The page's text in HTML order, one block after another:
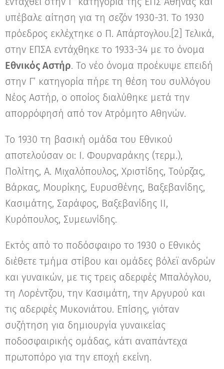
υπέβαλε αίτηση για τη σεζόν 1930-31. Το 1930
πρόεδρος εκλέχτηκε ο Π. Απάρτογλου.[2] Τελικά,
στην ΕΠΣΑ εντάχθηκε το 1933-34 με το όνομα
Εθνικός Αστήρ. Το νέο όνομα προέκυψε επειδή
στην Γ΄ κατηγορία πήρε τη θέση του συλλόγου
Νέος Αστήρ, ο οποίος διαλύθηκε μετά την
απορρόφησή από τον Ατρόμητο Αθηνών.
Το 1930 τη βασική ομάδα του Εθνικού
αποτελούσαν οι: Ι. Φουρναράκης (τερμ.),
Πολίτης, Α. Μιχαλόπουλος, Χριστίδης, Τούρζας,
Βάρκας, Μουρίκης, Ευρυσθένης, Βαξεβανίδης,
Κασιμάτης, Σαράφος, Βαξεβανίδης ΙΙ,
Κυρόπουλος, Συμεωνίδης.
Εκτός από το ποδόσφαιρο το 1930 ο Εθνικός
διέθετε τμήμα στίβου και ομάδες βόλεϊ ανδρών
και γυναικών, με τις τρεις αδερφές Μπαλόγλου,
τη Λορέντζου, την Κασιμάτη, την Αργυρού και
τις αδερφές Μυκονιάτου. Επίσης, γιόταν
συζήτηση για δημιουργία γυναικείας
ποδοσφαιρικής ομάδας, κάτι αναπάντεχα
πρωτοπόρο για την εποχή εκείνη.